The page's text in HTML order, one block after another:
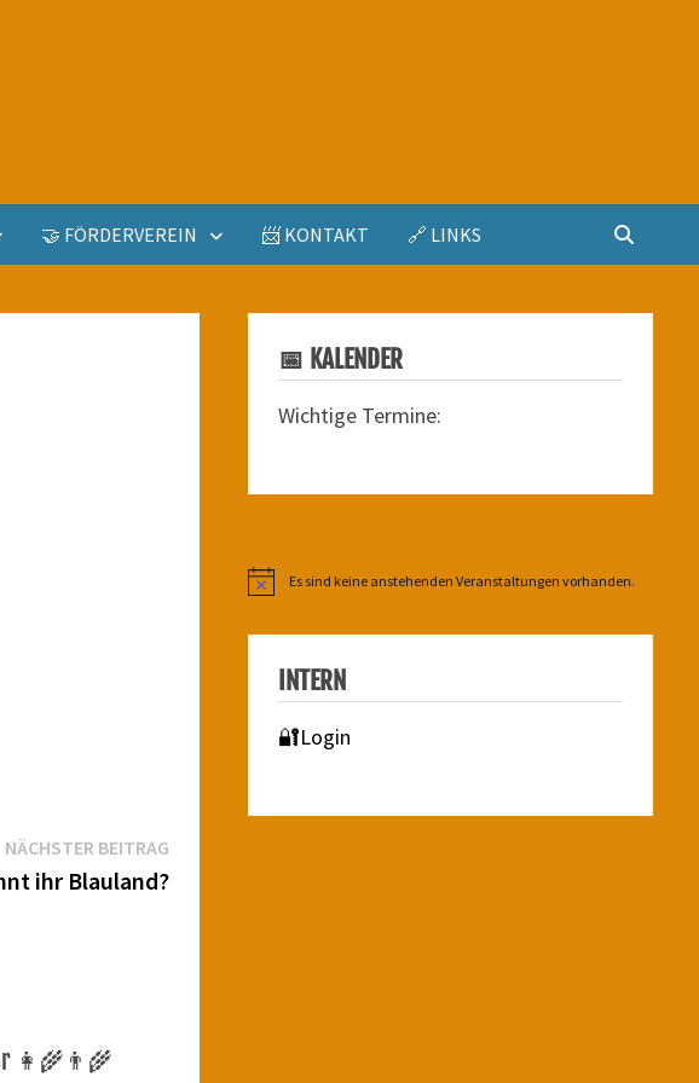
🤝 FÖRDERVEREIN 📨 KONTAKT 🔗 LINKS
NÄCHSTER BEITRAGNächster
Beitrag:
ihr Blauland?
👩‍🌾👨‍🌾
📅 KALENDER
Wichtige Termine:
HinweisEs sind keine anstehenden Veranstaltungen vorhanden.
INTERN
🔐Login